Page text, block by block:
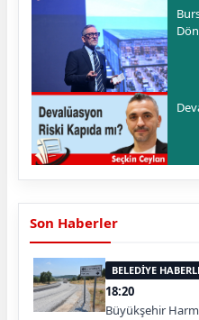
Son Haberler
BELEDİYE
18:20
Büyükşehir